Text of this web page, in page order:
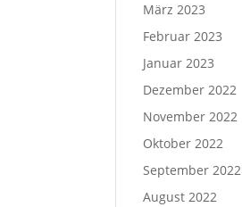
März 2023
Februar 2023
Januar 2023
Dezember 2022
November 2022
Oktober 2022
September 2022
August 2022